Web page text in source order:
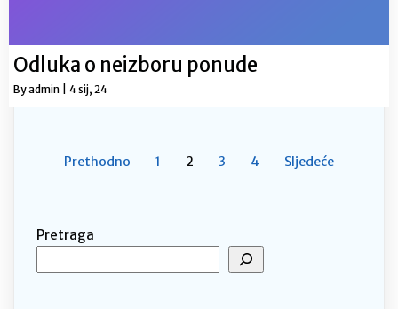
Odluka o neizboru ponude
Byadmin 4sij, 24
Prethodno 1 2 3 4 Sljedeće
Pretraga